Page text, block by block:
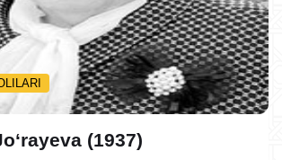
(1937)